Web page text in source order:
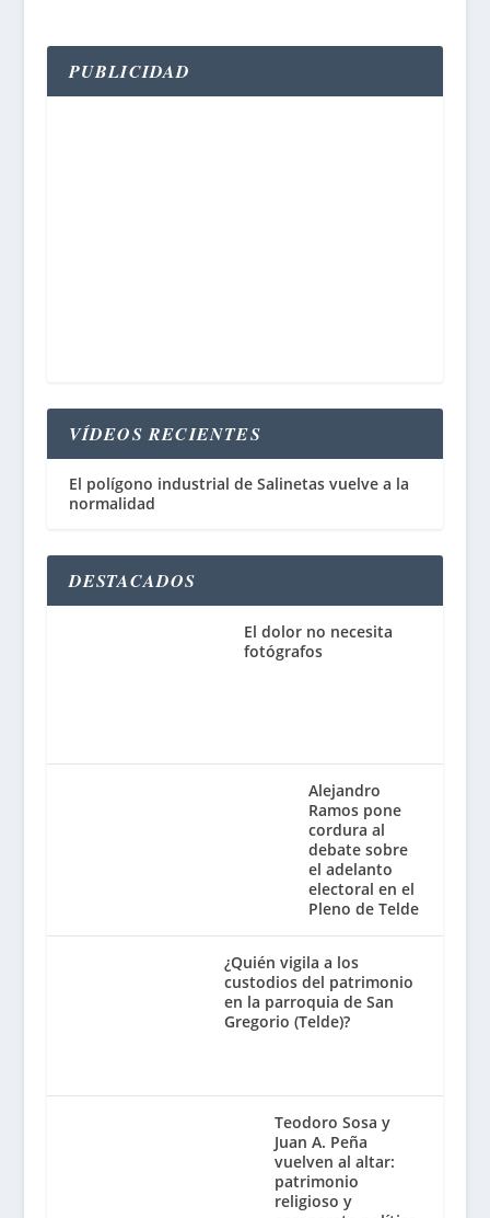
PUBLICIDAD
VÍDEOS RECIENTES
El polígono industrial de Salinetas vuelve a la
normalidad
DESTACADOS
El dolor no necesita
fotógrafos
Alejandro
Ramos pone
cordura al
debate sobre
el adelanto
electoral en el
Pleno de Telde
¿Quién vigila a los
custodios del patrimonio
en la parroquia de San
Gregorio (Telde)?
Teodoro Sosa y
Juan A. Peña
vuelven al altar:
patrimonio
religioso y